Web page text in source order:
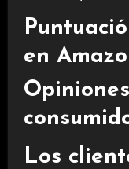
en
Los